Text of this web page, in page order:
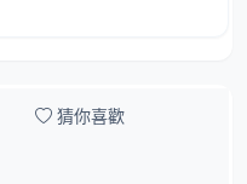
猜你喜歡